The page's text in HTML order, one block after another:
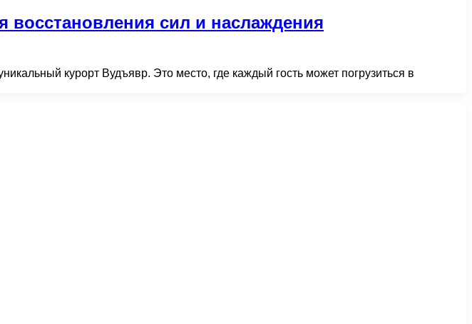
сил и наслаждения
курорт Вудъявр. Это место, где каждый гость может погрузиться в